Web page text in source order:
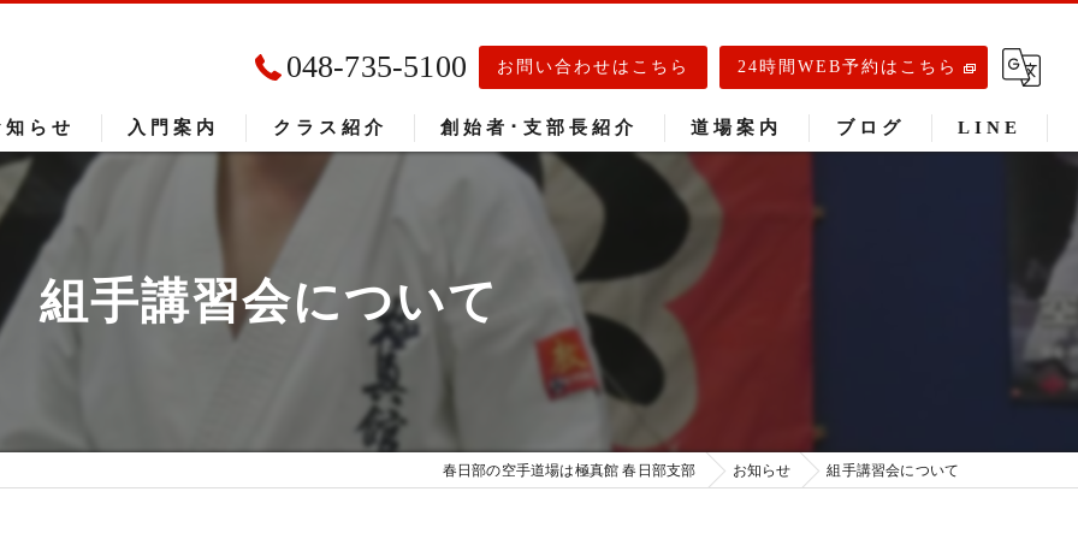
048-735-5100 お問い合わせはこちら 24時間WEB予約はこちら
知らせ 入門案内 クラス紹介 創始者･支部長紹介 道場案内
春日部道場
ブログ LINE
組手講習会について
春日部の空手道場は極真館 春日部支部 お知らせ 組手講習会について